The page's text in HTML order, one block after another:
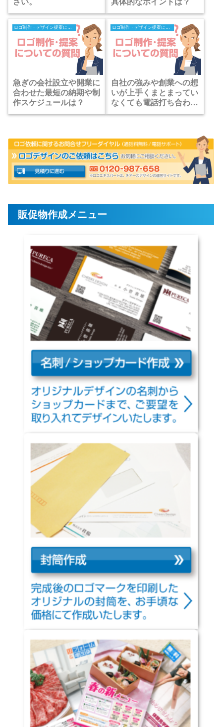
さい。 具体的なポイントは？
急ぎの会社設立や開業に
合わせた最短の納期や制
作スケジュールは？
自社の強みや創業への想
いが上手くまとまってい
なくても電話打ち合わせ
だけでデザインを形にす
販促物作成メニュー